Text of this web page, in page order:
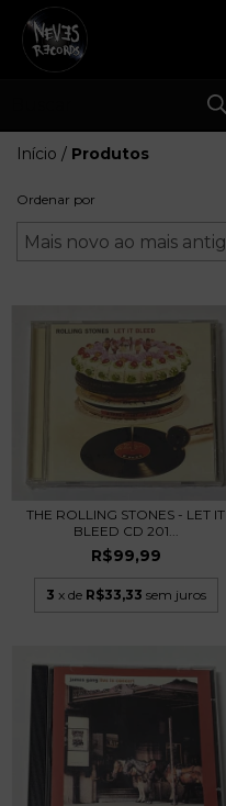
Início / Produtos
Ordenar por
THE ROLLING STONES - LET IT
BLEED CD 201...
R$99,99
3 x de R$33,33 sem juros